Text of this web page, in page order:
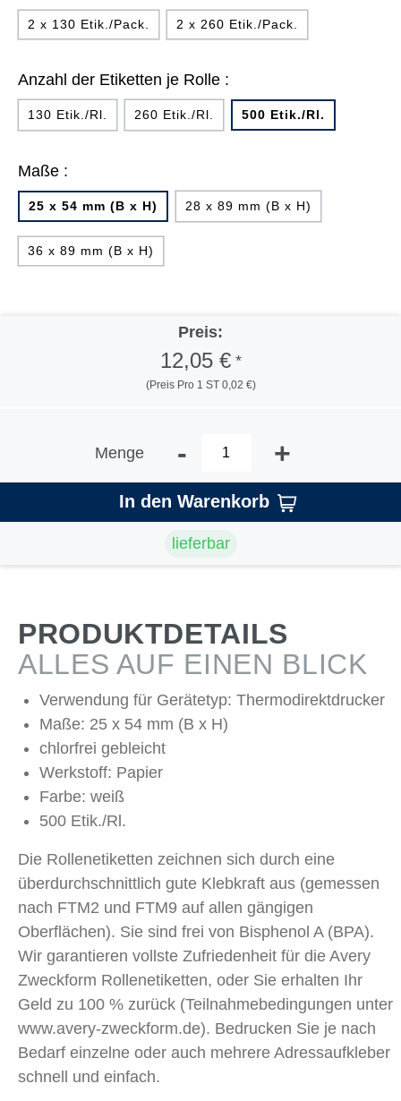
2 x 130 Etik./Pack. 2 x 260 Etik./Pack.
Anzahl der Etiketten je Rolle :
130 Etik./Rl. 260 Etik./Rl. 500 Etik./Rl.
Maße :
25 x 54 mm (B x H) 28 x 89 mm (B x H)
36 x 89 mm (B x H)
Preis:
12,05 €*
(Preis Pro 1 ST 0,02 €)
Menge - +
In den Warenkorb
lieferbar
PRODUKTDETAILS
ALLES AUF EINEN BLICK
Verwendung für Gerätetyp: Thermodirektdrucker
Maße: 25 x 54 mm (B x H)
chlorfrei gebleicht
Werkstoff: Papier
Farbe: weiß
500 Etik./Rl.
Die Rollenetiketten zeichnen sich durch eine
überdurchschnittlich gute Klebkraft aus (gemessen
nach FTM2 und FTM9 auf allen gängigen
Oberflächen). Sie sind frei von Bisphenol A (BPA).
Wir garantieren vollste Zufriedenheit für die Avery
Zweckform Rollenetiketten, oder Sie erhalten Ihr
Geld zu 100 % zurück (Teilnahmebedingungen unter
www.avery-zweckform.de). Bedrucken Sie je nach
Bedarf einzelne oder auch mehrere Adressaufkleber
schnell und einfach.